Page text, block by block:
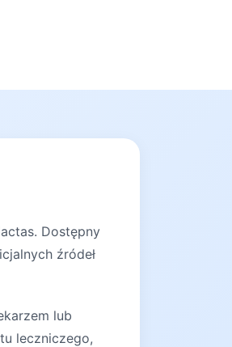
Dostępny
źródeł
lub
leczniczego,